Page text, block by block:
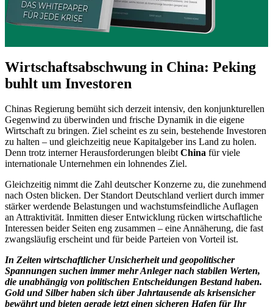
Wirtschaftsabschwung in China: Peking
buhlt um Investoren
Chinas Regierung bemüht sich derzeit intensiv, den konjunkturellen
Gegenwind zu überwinden und frische Dynamik in die eigene
Wirtschaft zu bringen. Ziel scheint es zu sein, bestehende Investoren
zu halten – und gleichzeitig neue Kapitalgeber ins Land zu holen.
Denn trotz interner Herausforderungen bleibtChina für viele
internationale Unternehmen ein lohnendes Ziel.
Gleichzeitig nimmt die Zahl deutscher Konzerne zu, die zunehmend
nach Osten blicken. Der Standort Deutschland verliert durch immer
stärker werdende Belastungen und wachstumsfeindliche Auflagen
an Attraktivität. Inmitten dieser Entwicklung rücken wirtschaftliche
Interessen beider Seiten eng zusammen – eine Annäherung, die fast
zwangsläufig erscheint und für beide Parteien von Vorteil ist.
In Zeiten wirtschaftlicher Unsicherheit und geopolitischer
Spannungen suchen immer mehr Anleger nach stabilen Werten,
die unabhängig von politischen Entscheidungen Bestand haben.
Gold und Silber haben sich über Jahrtausende als krisensicher
bewährt und bieten gerade jetzt einen sicheren Hafen für Ihr